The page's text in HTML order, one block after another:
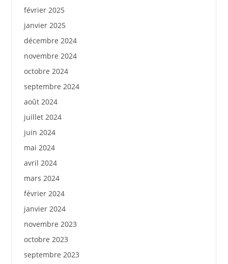
février 2025
janvier 2025
décembre 2024
novembre 2024
octobre 2024
septembre 2024
août 2024
juillet 2024
juin 2024
mai 2024
avril 2024
mars 2024
février 2024
janvier 2024
novembre 2023
octobre 2023
septembre 2023